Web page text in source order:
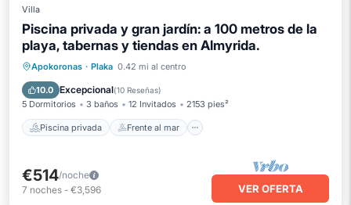
Villa
Piscina privada y gran jardín: a 100 metros de la
playa, tabernas y tiendas en Almyrida.
Apokoronas · Plaka 0.42 mi al centro
10.0 Excepcional(10 Reseñas)
5 Dormitorios 3 baños 12 Invitados 2153 pies²
Piscina privada Frente al mar
Piscina privada
Frente al mar
Aparcamiento
€514/noche
7 noches - €3,596 VER OFERTA